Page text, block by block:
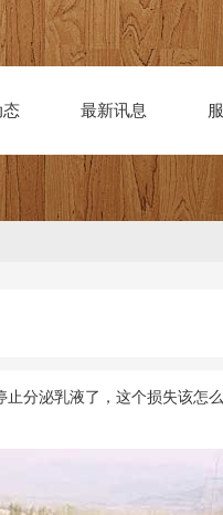
态 最新讯息
分泌乳液了，这个损失该怎